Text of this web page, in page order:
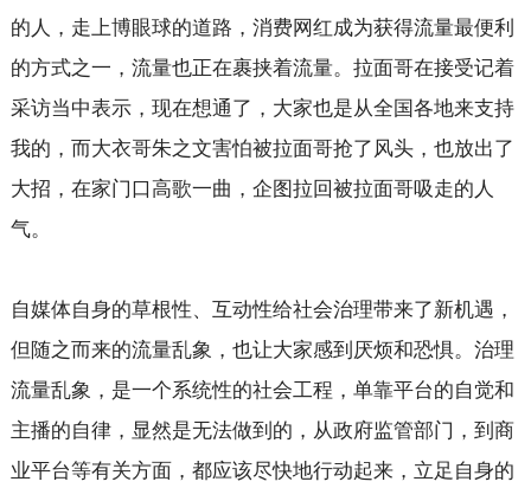
的人，走上博眼球的道路，消费网红成为获得流量最便利
的方式之一，流量也正在裹挟着流量。拉面哥在接受记着
采访当中表示，现在想通了，大家也是从全国各地来支持
我的，而大衣哥朱之文害怕被拉面哥抢了风头，也放出了
大招，在家门口高歌一曲，企图拉回被拉面哥吸走的人
气。
自媒体自身的草根性、互动性给社会治理带来了新机遇，
但随之而来的流量乱象，也让大家感到厌烦和恐惧。治理
流量乱象，是一个系统性的社会工程，单靠平台的自觉和
主播的自律，显然是无法做到的，从政府监管部门，到商
业平台等有关方面，都应该尽快地行动起来，立足自身的